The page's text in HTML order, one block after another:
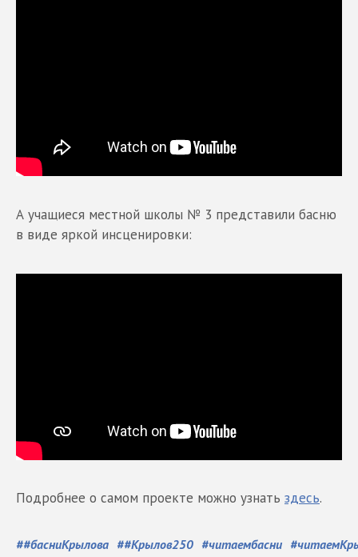
А учащиеся местной школы № 3 представили басню
в виде яркой инсценировки:
Подробнее о самом проекте можно узнать здесь.
##басниКрылова ##Крылов250 #читаембасни #